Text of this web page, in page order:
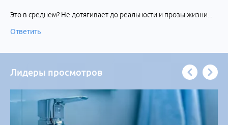
Это в среднем? Не дотягивает до реальности и прозы жизни...
Ответить
Лидеры просмотров